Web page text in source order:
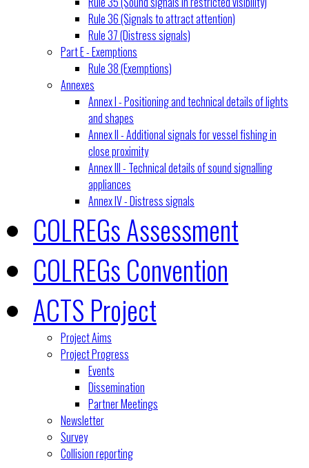
Rule 36 (Signals to attract attention)
Rule 37 (Distress signals)
Part E - Exemptions
Rule 38 (Exemptions)
Annexes
Annex I - Positioning and technical details of lights
and shapes
Annex II - Additional signals for vessel fishing in
close proximity
Annex III - Technical details of sound signalling
appliances
Annex IV - Distress signals
COLREGs Assessment
COLREGs Convention
ACTS Project
Project Aims
Project Progress
Events
Dissemination
Partner Meetings
Newsletter
Survey
Collision reporting